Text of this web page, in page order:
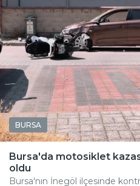
BURSA
Bursa'da motosiklet
oldu
Bursa'nın İnegöl ilçesinde